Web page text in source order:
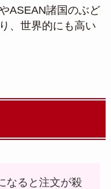
ASEAN諸国のぶど
、世界的にも高い
なると注文が殺